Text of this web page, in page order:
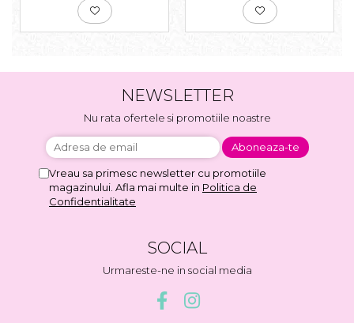
NEWSLETTER
Nu rata ofertele si promotiile noastre
Vreau sa primesc newsletter cu promotiile
magazinului. Afla mai multe in Politica de
Confidentialitate
SOCIAL
Urmareste-ne in social media